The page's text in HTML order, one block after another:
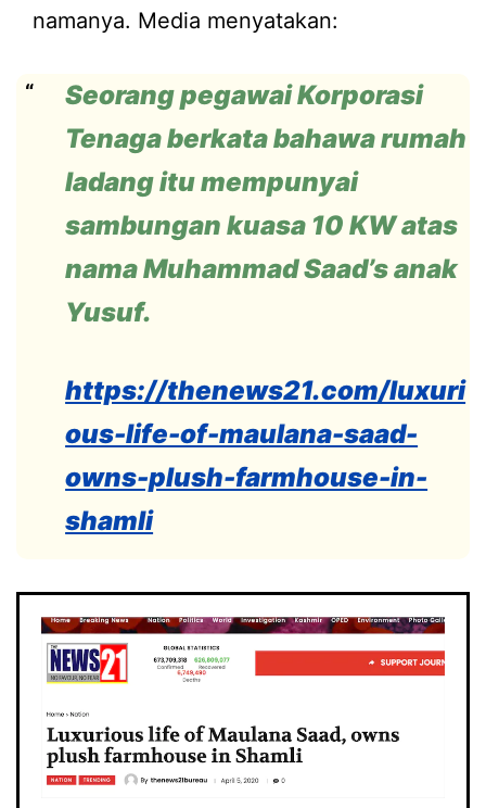
namanya. Media menyatakan:
Seorang pegawai Korporasi
Tenaga berkata bahawa rumah
ladang itu mempunyai
sambungan kuasa 10 KW atas
nama Muhammad Saad’s anak
Yusuf.
https://thenews21.com/luxuri
ous-life-of-maulana-saad-
owns-plush-farmhouse-in-
shamli